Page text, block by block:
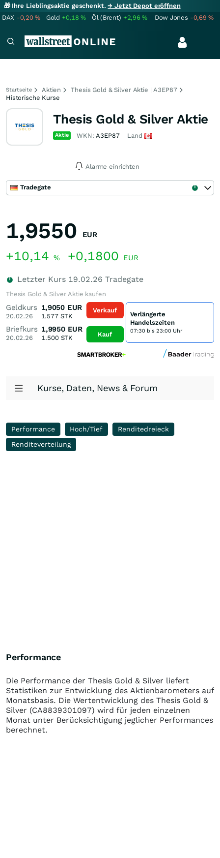
🎁 Ihre Lieblingsaktie geschenkt.→ Jetzt Depot eröffnen
DAX -0,20% Gold +0,18% Öl (Brent) +2,96% Dow Jones -0,69%
Startseite Aktien
Thesis Gold & Silver Aktie | A3EP87
Historische Kurse
Thesis Gold & Silver Aktie
Aktie WKN:A3EP87 Land
Alarme einrichten
Tradegate
1,9550 EUR
+10,14 % +0,1800 EUR
Letzter Kurs 19.02.26 Tradegate
Thesis Gold & Silver Aktie kaufen
Geldkurs
20.02.26
1,9050 EUR
1.577STK
Briefkurs
20.02.26
1,9950 EUR
1.500STK
Verkauf
Kauf
Verlängerte
Handelszeiten
07:30 bis 23:00 Uhr
Kurse, Daten, News & Forum
Performance Hoch/Tief
Renditedreieck
Renditeverteilung
Performance
Die Performance der Thesis Gold & Silver liefert
Statistiken zur Entwicklung des Aktienbarometers auf
Monatsbasis. Die Wertentwicklung des Thesis Gold &
Silver (CA8839301097) wird für jeden einzelnen
Monat unter Berücksichtigung jeglicher Performances
berechnet.